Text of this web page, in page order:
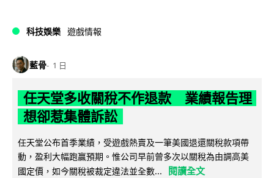
科技娛樂 遊戲情報
藍骨 1 日
任天堂多收關稅不作退款 業績報告理
想卻惹集體訴訟
任天堂公布首季業績，受遊戲熱賣及一筆美國退還關稅款項帶
動，盈利大幅跑贏預期。惟公司早前曾多次以關稅為由調高美
國定價，如今關稅被裁定違法並全數...
閱讀全文